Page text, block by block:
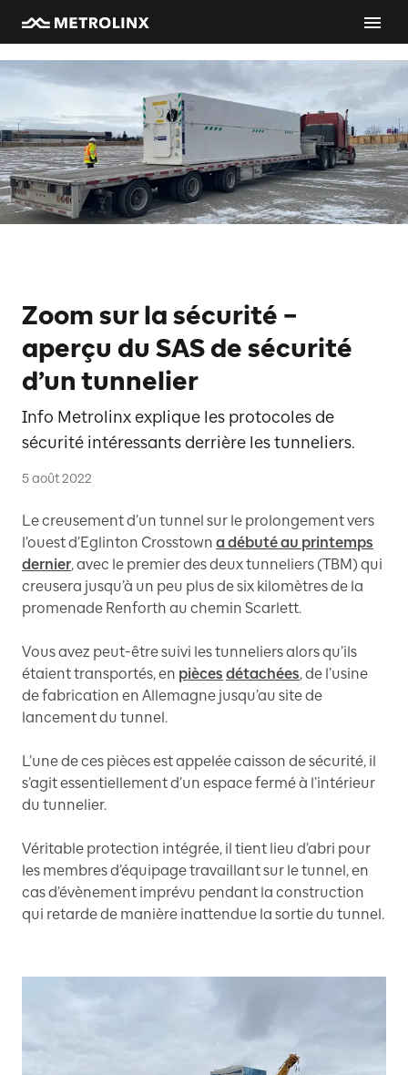
Zoom sur la sécurité –
aperçu du SAS de sécurité
d’un tunnelier
Info Metrolinx explique les protocoles de
sécurité intéressants derrière les tunneliers.
5 août 2022
Le creusement d’un tunnel sur le prolongement vers
l’ouest d’Eglinton Crosstown a débuté au printemps
dernier, avec le premier des deux tunneliers (TBM) qui
creusera jusqu’à un peu plus de six kilomètres de la
promenade Renforth au chemin Scarlett.
Vous avez peut-être suivi les tunneliers alors qu’ils
étaient transportés, en pièces détachées, de l’usine
de fabrication en Allemagne jusqu’au site de
lancement du tunnel.
L’une de ces pièces est appelée caisson de sécurité, il
s’agit essentiellement d’un espace fermé à l’intérieur
du tunnelier.
Véritable protection intégrée, il tient lieu d’abri pour
les membres d’équipage travaillant sur le tunnel, en
cas d’évènement imprévu pendant la construction
qui retarde de manière inattendue la sortie du tunnel.